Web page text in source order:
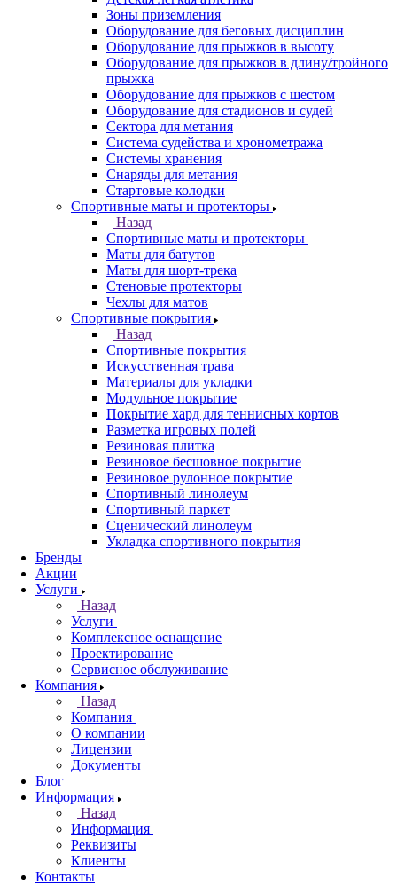
Зоны приземления
Оборудование для беговых дисциплин
Оборудование для прыжков в высоту
Оборудование для прыжков в длину/тройного
прыжка
Оборудование для прыжков с шестом
Оборудование для стадионов и судей
Сектора для метания
Система судейства и хронометража
Системы хранения
Снаряды для метания
Стартовые колодки
Спортивные маты и протекторы
Назад
Спортивные маты и протекторы
Маты для батутов
Маты для шорт-трека
Стеновые протекторы
Чехлы для матов
Спортивные покрытия
Назад
Спортивные покрытия
Искусственная трава
Материалы для укладки
Модульное покрытие
Покрытие хард для теннисных кортов
Разметка игровых полей
Резиновая плитка
Резиновое бесшовное покрытие
Резиновое рулонное покрытие
Спортивный линолеум
Спортивный паркет
Сценический линолеум
Укладка спортивного покрытия
Бренды
Акции
Услуги
Назад
Услуги
Комплексное оснащение
Проектирование
Сервисное обслуживание
Компания
Назад
Компания
О компании
Лицензии
Документы
Блог
Информация
Назад
Информация
Реквизиты
Клиенты
Контакты